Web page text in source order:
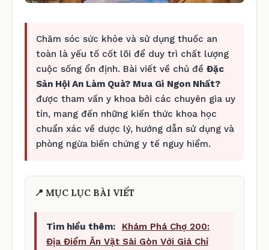
Chăm sóc sức khỏe và sử dụng thuốc an
toàn là yếu tố cốt lõi để duy trì chất lượng
cuộc sống ổn định. Bài viết về chủ đề Đặc
Sản Hội An Làm Quà? Mua Gì Ngon Nhất?
được tham vấn y khoa bởi các chuyên gia uy
tín, mang đến những kiến thức khoa học
chuẩn xác về dược lý, hướng dẫn sử dụng và
phòng ngừa biến chứng y tế nguy hiểm.
📍 MỤC LỤC BÀI VIẾT
Tìm hiểu thêm:
Khám Phá Chợ 200:
Địa Điểm Ăn Vặt Sài Gòn Với Giá Chỉ